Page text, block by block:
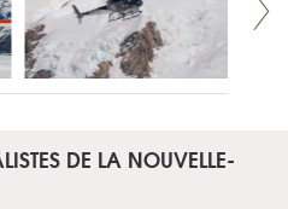
DE LA NOUVELLE-